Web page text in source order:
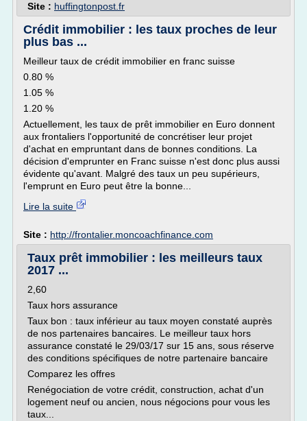
Site : huffingtonpost.fr
Crédit immobilier : les taux proches de leur
plus bas ...
Meilleur taux de crédit immobilier en franc suisse
0.80 %
1.05 %
1.20 %
Actuellement, les taux de prêt immobilier en Euro donnent
aux frontaliers l'opportunité de concrétiser leur projet
d'achat en empruntant dans de bonnes conditions. La
décision d'emprunter en Franc suisse n'est donc plus aussi
évidente qu'avant. Malgré des taux un peu supérieurs,
l'emprunt en Euro peut être la bonne...
Lire la suite
Site : http://frontalier.moncoachfinance.com
Taux prêt immobilier : les meilleurs taux
2017 ...
2,60
Taux hors assurance
Taux bon : taux inférieur au taux moyen constaté auprès
de nos partenaires bancaires. Le meilleur taux hors
assurance constaté le 29/03/17 sur 15 ans, sous réserve
des conditions spécifiques de notre partenaire bancaire
Comparez les offres
Renégociation de votre crédit, construction, achat d'un
logement neuf ou ancien, nous négocions pour vous les
taux...